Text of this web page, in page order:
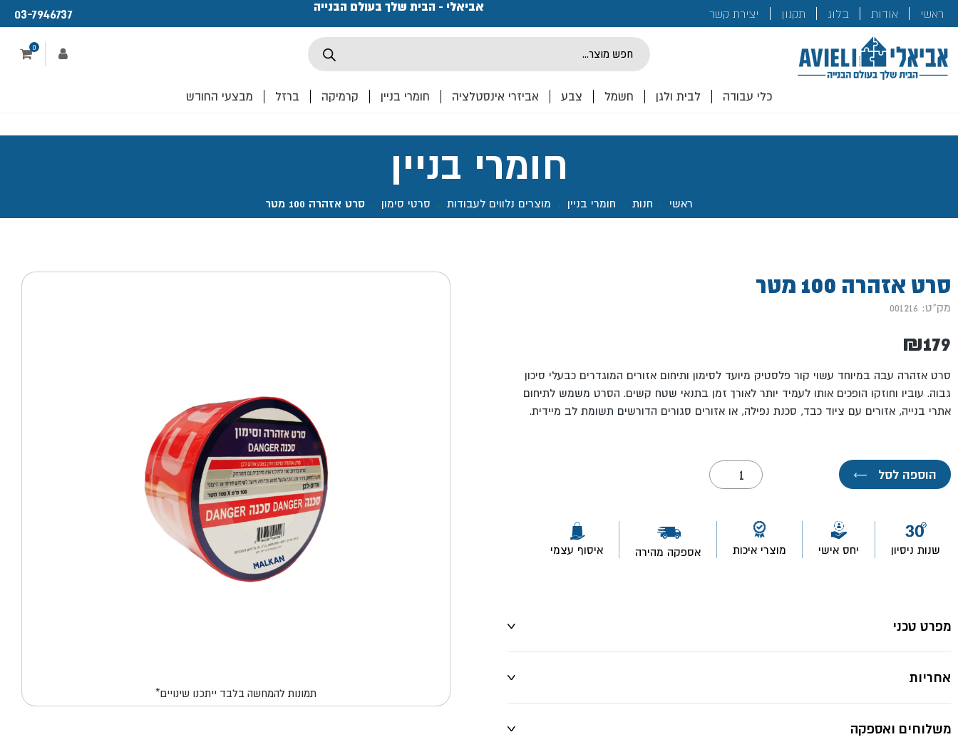
ראשי אודות בלוג תקנון יצירת קשרלכם!
אביאלי - הבית שלך בעולם הבנייה 03-7946737
Products
search
0
כלי עבודה לבית ולגן חשמל צבע אביזרי אינסטלציה חומרי בניין קרמיקה ברזל מבצעי החודש
חומרי בניין
ראשי . חנות . חומרי בניין . מוצרים נלווים לעבודות . סרטי סימון . סרט אזהרה 100 מטר
סרט אזהרה 100 מטר
מק"ט: 001216
₪179
סרט אזהרה עבה במיוחד עשוי קור פלסטיק מיועד לסימון ותיחום אזורים המוגדרים כבעלי סיכון
גבוה. עוביו וחוזקו הופכים אותו לעמיד יותר לאורך זמן בתנאי שטח קשים. הסרט משמש לתיחום
אתרי בנייה, אזורים עם ציוד כבד, סכנת נפילה, או אזורים סגורים הדורשים תשומת לב מיידית.
הוספה לסל ←
כמות
של
סרט
מטר
שנות ניסיון
יחס אישי מוצרי איכות אספקה מהירה איסוף עצמי
מפרט טכני
אחריות
משלוחים ואספקה
*תמונות להמחשה בלבד ייתכנו שינויים